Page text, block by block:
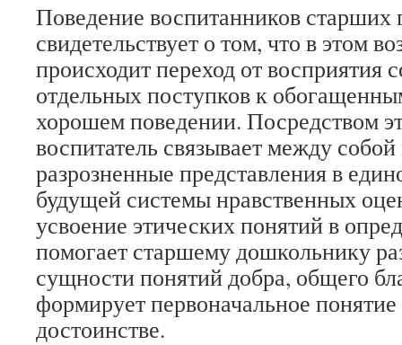
Поведение воспитанников старших
свидетельствует о том, что в этом
происходит переход от восприятия
отдельных поступков к
хорошем поведении. Посредством
воспитатель связывает между
разрозненные представления в
будущей системы нравственных
усвоение этических понятий в
помогает старшему дошкольнику
сущности понятий добра, общего
формирует первоначальное
достоинстве.